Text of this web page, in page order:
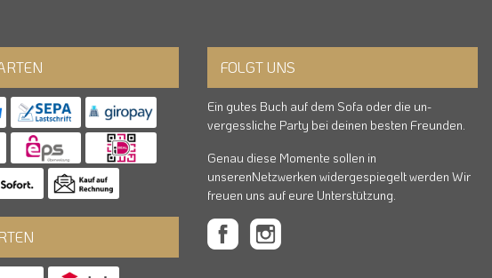
FOLGT UNS
Ein gutes Buch auf dem Sofa oder die un-
vergessliche Party bei deinen besten Freunden.
Genau diese Momente sollen in
unserenNetzwerken widergespiegelt werden Wir
freuen uns auf eure Unterstützung.